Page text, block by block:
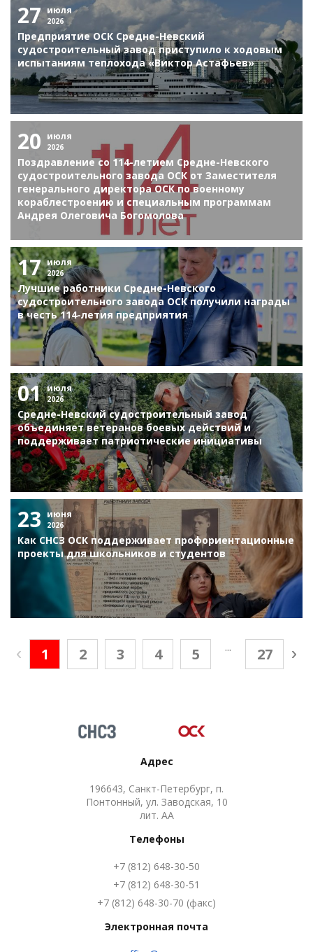
27 июля
2026
Предприятие ОСК Средне-Невский
судостроительный завод приступило к ходовым
испытаниям теплохода «Виктор Астафьев»
20 июля
2026
Поздравление со 114-летием Средне-Невского
судостроительного завода ОСК от Заместителя
генерального директора ОСК по военному
кораблестроению и специальным программам
Андрея Олеговича Богомолова
17 июля
2026
Лучшие работники Средне-Невского
судостроительного завода ОСК получили награды
в честь 114-летия предприятия
01 июля
2026
Средне-Невский судостроительный завод
объединяет ветеранов боевых действий и
поддерживает патриотические инициативы
23 июня
2026
Как СНСЗ ОСК поддерживает профориентационные
проекты для школьников и студентов
1 2 3 4 5 ... 27
Адрес
196643, Санкт-Петербург, п.
Понтонный, ул. Заводская, 10
лит. АА
Телефоны
+7 (812) 648-30-50
+7 (812) 648-30-51
+7 (812) 648-30-70 (факс)
Электронная почта